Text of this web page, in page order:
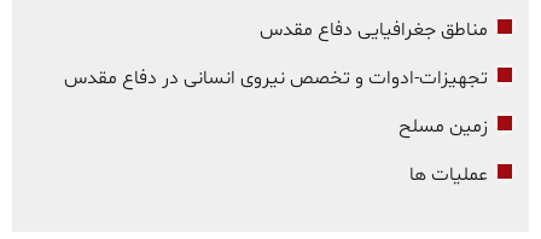
مناطق جغرافیایی دفاع مقدس
تجهیزات-ادوات و تخصص نیروی انسانی در دفاع مقدس
زمین مسلح
عملیات ها